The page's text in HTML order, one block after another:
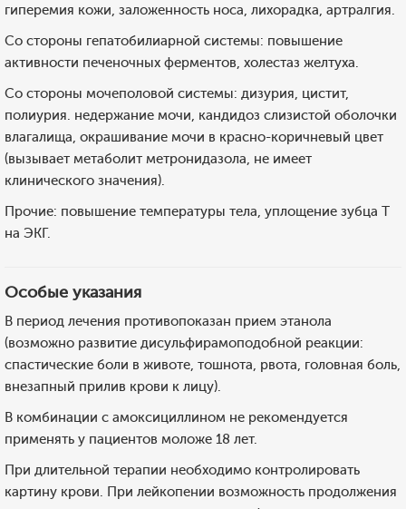
гиперемия кожи, заложенность носа, лихорадка, артралгия.
Со стороны гепатобилиарной системы: повышение
активности печеночных ферментов, холестаз желтуха.
Со стороны мочеполовой системы: дизурия, цистит,
полиурия. недержание мочи, кандидоз слизистой оболочки
влагалища, окрашивание мочи в красно-коричневый цвет
(вызывает метаболит метронидазола, не имеет
клинического значения).
Прочие: повышение температуры тела, уплощение зубца Т
на ЭКГ.
Особые указания
В период лечения противопоказан прием этанола
(возможно развитие дисульфирамоподобной реакции:
спастические боли в животе, тошнота, рвота, головная боль,
внезапный прилив крови к лицу).
В комбинации с амоксициллином не рекомендуется
применять у пациентов моложе 18 лет.
При длительной терапии необходимо контролировать
картину крови. При лейкопении возможность продолжения